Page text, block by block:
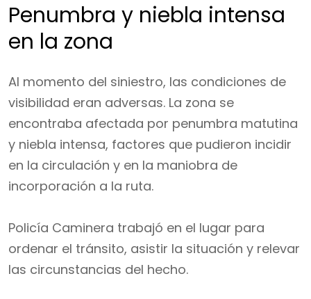
Penumbra y niebla intensa
en la zona
Al momento del siniestro, las condiciones de
visibilidad eran adversas. La zona se
encontraba afectada por penumbra matutina
y niebla intensa, factores que pudieron incidir
en la circulación y en la maniobra de
incorporación a la ruta.
Policía Caminera trabajó en el lugar para
ordenar el tránsito, asistir la situación y relevar
las circunstancias del hecho.